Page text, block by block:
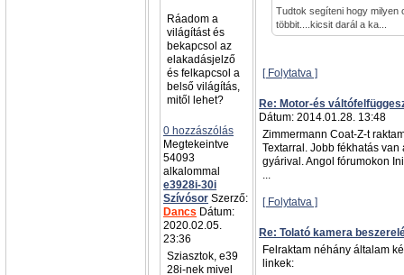
Ráadom a
világítást és
bekapcsol az
elakadásjelző
és felkapcsol a
belső világítás,
mitől lehet?
0 hozzászólás
Megtekeintve
54093
alkalommal
e3928i-30i
Szívósor Szerző:
Dancs Dátum:
2020.02.05.
23:36
Sziasztok, e39
28i-nek mivel
Tudtok segíteni hogy milyen
többit....kicsit darál a ka...
[ Folytatva ]
Re: Motor-és
Dátum: 2014.01.28. 13:48
Zimmermann Coat-Z-t
Textarral. Jobb fékhatás
gyárival. Angol fórumokon
...
[ Folytatva ]
Re: Tolató kamera
Felraktam néhány általam
linkek: